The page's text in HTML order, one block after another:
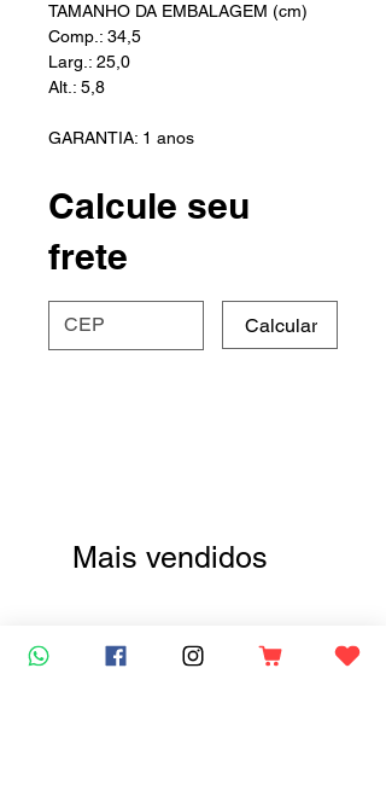
TAMANHO DA EMBALAGEM (cm)
Comp.: 34,5
Larg.: 25,0
Alt.: 5,8
GARANTIA: 1 anos
Calcule seu
frete
Calcular
Mais vendidos